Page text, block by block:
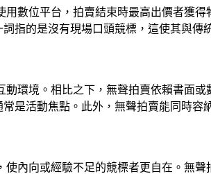
數位平台，拍賣結束時最高出價者獲得
指的是沒有現場口頭競標，這使其與傳
環境。相比之下，無聲拍賣依賴書面或
是活動焦點。此外，無聲拍賣能同時容
內向或經驗不足的競標者更自在。無聲